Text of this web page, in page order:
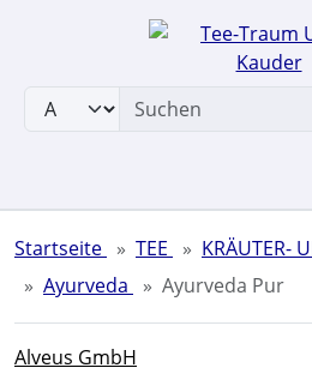
Sprungnavigation
Springe zum Inhalt
Springe zur Navigation
Springe zum Login-Button
Springe zu den allgemeinen
Startseite TEE
KRÄUTER-
Ayurveda
Ayurveda Pur
Alveus GmbH